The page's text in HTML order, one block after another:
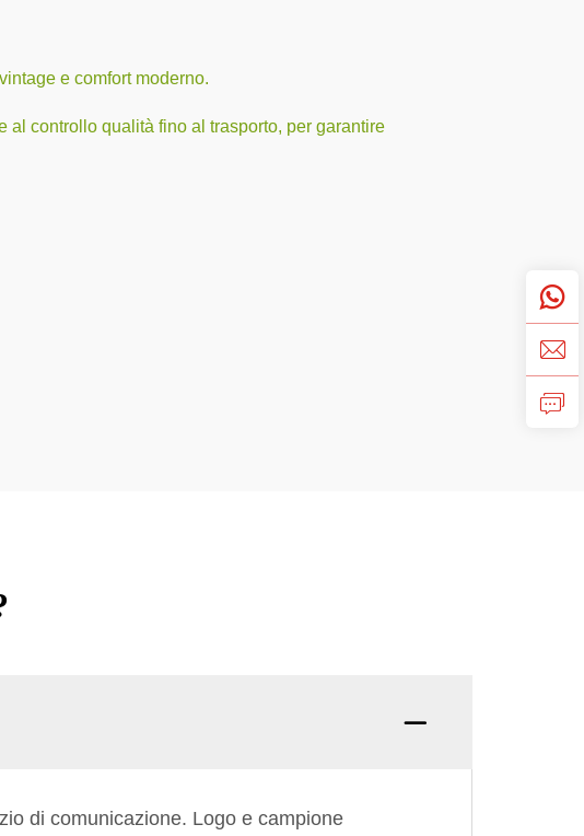
e comfort moderno.
controllo qualità fino al trasporto, per garantire
di comunicazione. Logo e campione